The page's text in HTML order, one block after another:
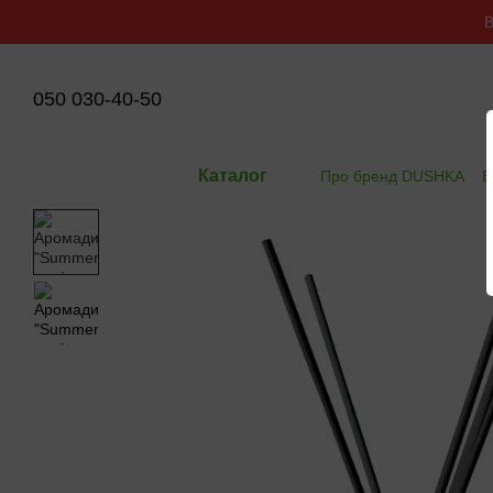
050 030-40-50
Каталог Про бренд DUSHKA